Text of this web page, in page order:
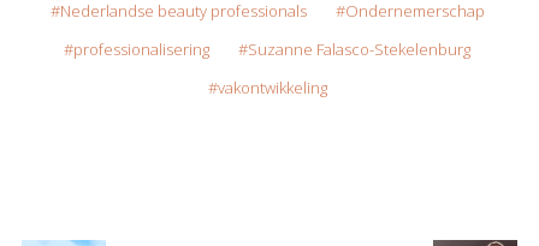
Nederlandse beauty professionals
Ondernemerschap
professionalisering
Suzanne Falasco-Stekelenburg
vakontwikkeling